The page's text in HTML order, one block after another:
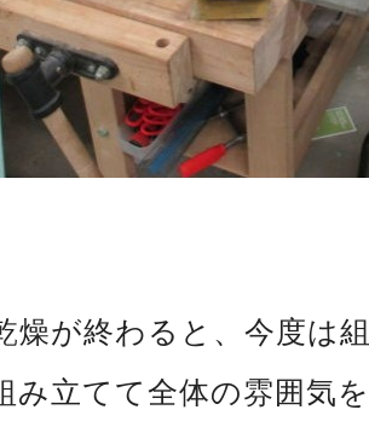
燥が終わると、今度は
み立てて全体の雰囲気